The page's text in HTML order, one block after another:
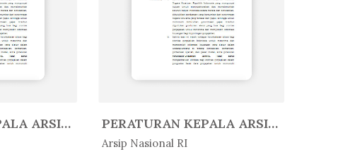
PERATURAN KEPALA ARSIP NASIONAL ... PERATURAN KEPALA ARSIP NASIONAL ...
Arsip Nasional RI
In Peratur...